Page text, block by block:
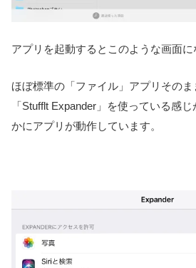
アプリを起動するとこのような画面に
ほぼ標準の「ファイル」アプリそのま
「Stufflt Expander」を使っている感
かにアプリが動作しています。